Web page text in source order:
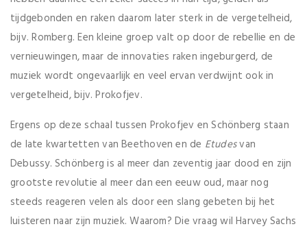
tijdgebonden en raken daarom later sterk in de vergetelheid,
bijv. Romberg. Een kleine groep valt op door de rebellie en de
vernieuwingen, maar de innovaties raken ingeburgerd, de
muziek wordt ongevaarlijk en veel ervan verdwijnt ook in
vergetelheid, bijv. Prokofjev.
Ergens op deze schaal tussen Prokofjev en Schönberg staan
de late kwartetten van Beethoven en de Etudesvan
Debussy. Schönberg is al meer dan zeventig jaar dood en zijn
grootste revolutie al meer dan een eeuw oud, maar nog
steeds reageren velen als door een slang gebeten bij het
luisteren naar zijn muziek. Waarom? Die vraag wil Harvey Sachs